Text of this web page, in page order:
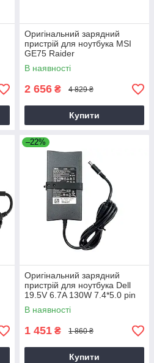
Оригінальний зарядний
пристрій для ноутбука MSI
GE75 Raider
В наявності
2 656 ₴ 4 829 ₴
Купити
–22%
Оригінальний зарядний
пристрій для ноутбука Dell
19.5V 6.7A 130W 7.4*5.0 pin
Slim (PA-4E)
В наявності
1 451 ₴ 1 860 ₴
Купити